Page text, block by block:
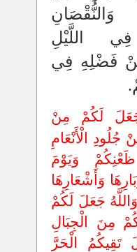
وَالنُّقْصَانِ
فِي اللَّيْلِ
مِنْ فَضْلِهِ فِي
جَعَلَ لَكُمْ مِنْ
الْأَنْعَامِ
ظَعْنِكُمْ وَيَوْمَ
وَأَشْعَارِهَا
وَمَتَاعًا إِلَى حِينٍ (80) وَاللَّهُ جَعَلَ لَكُمْ
مِنَ الْجِبَالِ
تَقِيكُمُ الْحَرَّ